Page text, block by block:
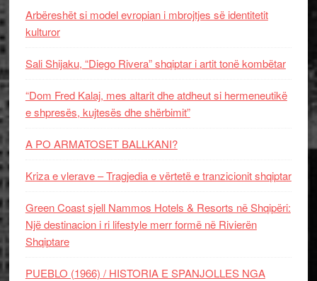
Arbëreshët si model evropian i mbrojtjes së identitetit
kulturor
Sali Shijaku, “Diego Rivera” shqiptar i artit tonë kombëtar
“Dom Fred Kalaj, mes altarit dhe atdheut si hermeneutikë
e shpresës, kujtesës dhe shërbimit”
A PO ARMATOSET BALLKANI?
Kriza e vlerave – Tragjedia e vërtetë e tranzicionit shqiptar
Green Coast sjell Nammos Hotels & Resorts në Shqipëri:
Një destinacion i ri lifestyle merr formë në Rivierën
Shqiptare
PUEBLO (1966) / HISTORIA E SPANJOLLES NGA